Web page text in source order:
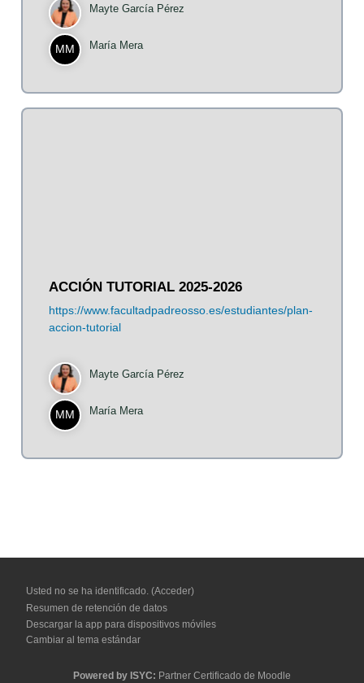
Mayte García Pérez
MM María Mera
ACCIÓN TUTORIAL 2025-2026
https://www.facultadpadreosso.es/estudiantes/plan-
accion-tutorial
Mayte García Pérez
MM María Mera
Usted no se ha identificado. (Acceder)
Resumen de retención de datos
Descargar la app para dispositivos móviles
Cambiar al tema estándar
Powered by ISYC: Partner Certificado de Moodle